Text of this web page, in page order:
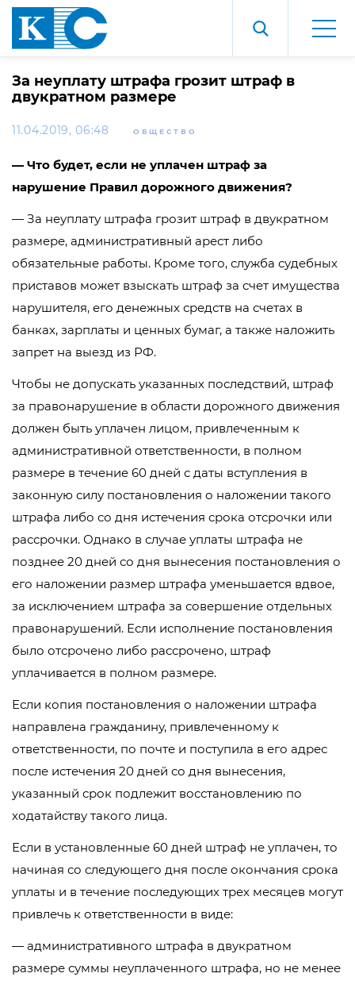
За неуплату штрафа грозит штраф в
двукратном размере
11.04.2019, 06:48 ОБЩЕСТВО
— Что будет, если не уплачен штраф за
нарушение Правил дорожного движения?
— За неуплату штрафа грозит штраф в двукратном
размере, административный арест либо
обязательные работы. Кроме того, служба судебных
приставов может взыскать штраф за счет имущества
нарушителя, его денежных средств на счетах в
банках, зарплаты и ценных бумаг, а также наложить
запрет на выезд из РФ.
Чтобы не допускать указанных последствий, штраф
за правонарушение в области дорожного движения
должен быть уплачен лицом, привлеченным к
административной ответственности, в полном
размере в течение 60 дней с даты вступления в
законную силу постановления о наложении такого
штрафа либо со дня истечения срока отсрочки или
рассрочки. Однако в случае уплаты штрафа не
позднее 20 дней со дня вынесения постановления о
его наложении размер штрафа уменьшается вдвое,
за исключением штрафа за совершение отдельных
правонарушений. Если исполнение постановления
было отсрочено либо рассрочено, штраф
уплачивается в полном размере.
Если копия постановления о наложении штрафа
направлена гражданину, привлеченному к
ответственности, по почте и поступила в его адрес
после истечения 20 дней со дня вынесения,
указанный срок подлежит восстановлению по
ходатайству такого лица.
Если в установленные 60 дней штраф не уплачен, то
начиная со следующего дня после окончания срока
уплаты и в течение последующих трех месяцев могут
привлечь к ответственности в виде:
— административного штрафа в двукратном
размере суммы неуплаченного штрафа, но не менее